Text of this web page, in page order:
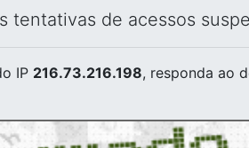
tentativas de acessos
IP 216.73.216.198, responda ao